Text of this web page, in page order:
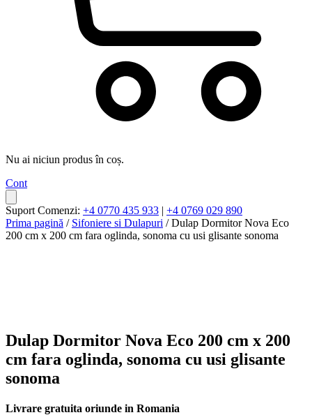
Nu ai niciun produs în coș.
Cont
Suport Comenzi: +4 0770 435 933 | +4 0769 029 890
Prima pagină / Sifoniere si Dulapuri / Dulap Dormitor Nova Eco
200 cm x 200 cm fara oglinda, sonoma cu usi glisante sonoma
Dulap Dormitor Nova Eco 200 cm x 200
cm fara oglinda, sonoma cu usi glisante
sonoma
Livrare gratuita oriunde in Romania